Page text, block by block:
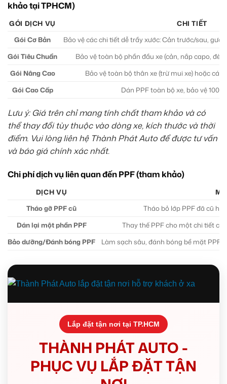
khảo tại TPHCM)
GÓI DỊCH VỤ
CHI TIẾT
Gói Cơ Bản
Bảo vệ các chi tiết dễ trầy xước: Cản trước/sau,
Gói Tiêu Chuẩn
Bảo vệ toàn bộ phần đầu xe (cản, nắp capo,
Gói Nâng Cao
Bảo vệ toàn bộ thân xe (trừ mui xe) hoặc
Gói Cao Cấp
Dán PPF toàn bộ xe, bảo vệ
Lưu ý: Giá trên chỉ mang tính chất tham khảo và có
thể thay đổi tùy thuộc vào dòng xe, kích thước và thời
điểm. Vui lòng liên hệ Thành Phát Auto để được tư vấn
và báo giá chính xác nhất.
Chi phí dịch vụ liên quan đến PPF (tham khảo)
DỊCH VỤ
Tháo gỡ PPF cũ
Tháo bỏ lớp PPF đã cũ
Dán lại một phần PPF
Thay thế PPF cho một chi tiết cụ
Bảo dưỡng/Đánh bóng PPF
Làm sạch sâu, đánh bóng bề mặt PPF
Lắp đặt tận nơi tại TP.HCM
THÀNH PHÁT AUTO -
PHỤC VỤ LẮP ĐẶT TẬN